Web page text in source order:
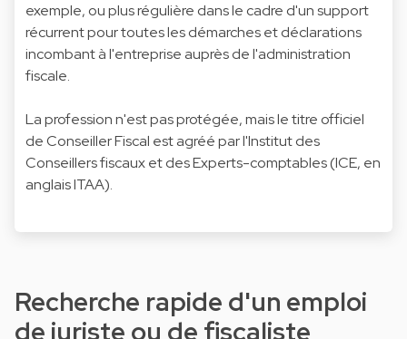
exemple, ou plus régulière dans le cadre d'un support
récurrent pour toutes les démarches et déclarations
incombant à l'entreprise auprès de l'administration
fiscale.
La profession n'est pas protégée, mais le titre officiel
de Conseiller Fiscal est agréé par l'Institut des
Conseillers fiscaux et des Experts-comptables (ICE, en
anglais ITAA).
Recherche rapide d'un emploi
de juriste ou de fiscaliste